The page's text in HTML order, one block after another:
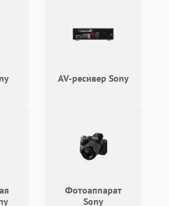
AV-ресивер Sony
Фотоаппарат
Sony